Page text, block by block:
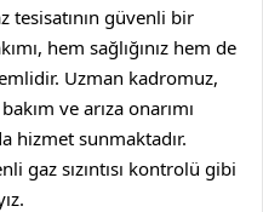
tesisatının güvenli bir
hem sağlığınız hem de
Uzman kadromuz,
ve arıza onarımı
hizmet sunmaktadır.
gaz sızıntısı kontrolü gibi